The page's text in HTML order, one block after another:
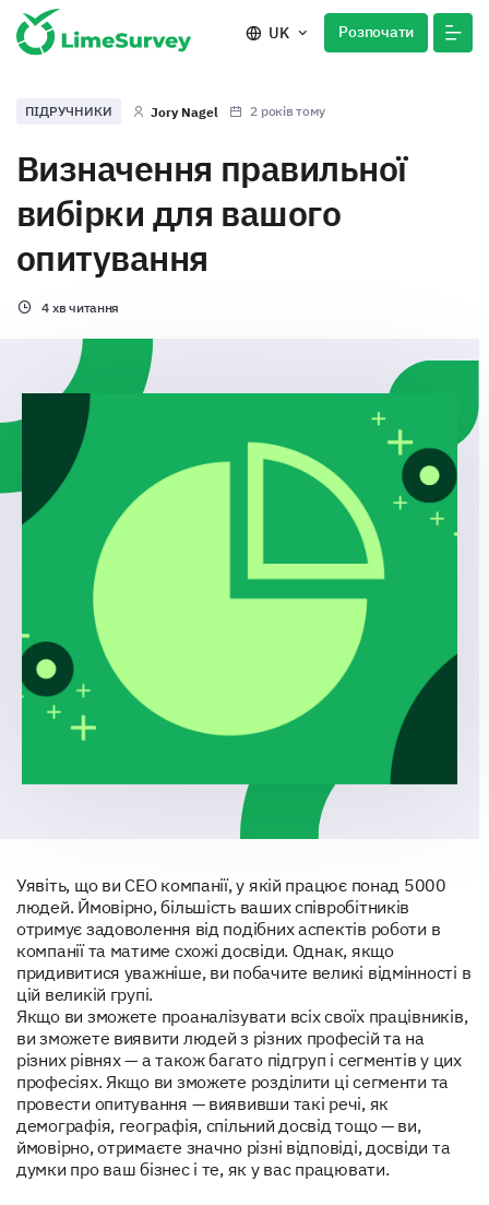
UK Розпочати
ПІДРУЧНИКИ Jory Nagel 2 років тому
Визначення правильної
вибірки для вашого
опитування
4 хв читання
Уявіть, що ви CEO компанії, у якій працює понад 5000
людей. Ймовірно, більшість ваших співробітників
отримує задоволення від подібних аспектів роботи в
компанії та матиме схожі досвіди. Однак, якщо
придивитися уважніше, ви побачите великі відмінності в
цій великій групі.
Якщо ви зможете проаналізувати всіх своїх працівників,
ви зможете виявити людей з різних професій та на
різних рівнях — а також багато підгруп і сегментів у цих
професіях. Якщо ви зможете розділити ці сегменти та
провести опитування — виявивши такі речі, як
демографія, географія, спільний досвід тощо — ви,
ймовірно, отримаєте значно різні відповіді, досвіди та
думки про ваш бізнес і те, як у вас працювати.